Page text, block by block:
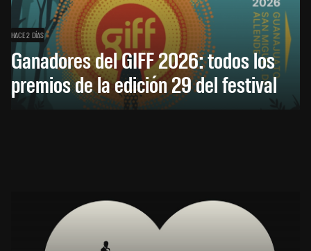
HACE 2 DÍAS
Ganadores del GIFF 2026: todos los
premios de la edición 29 del festival